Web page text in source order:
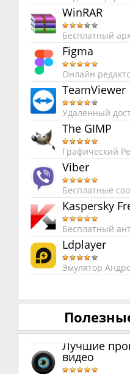
WinRAR
Бесплатный
Figma
Онлайн
TeamViewer
Удалённый
The GIMP
Графический
Viber
Бесплатные
Kaspersky
Бесплатный
Ldplayer
Эмулятор
Лучшие
видео